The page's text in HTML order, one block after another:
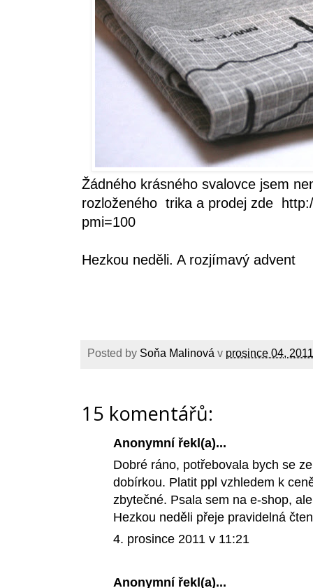
Žádného krásného svalovce jsem
rozloženého trika a prodej zde
pmi=100
Hezkou neděli. A rozjímavý advent
Posted by Soňa Malinová v prosince 04, 2011
15 komentářů:
Anonymní řekl(a)...
Dobré ráno, potřebovala bych se
dobírkou. Platit ppl vzhledem k
zbytečné. Psala sem na e-shop,
Hezkou neděli přeje pravidelná
4. prosince 2011 v 11:21
Anonymní řekl(a)...